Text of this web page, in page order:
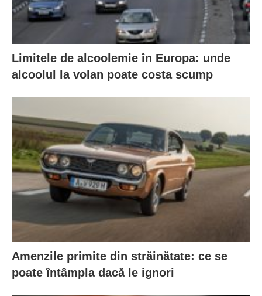
Limitele de alcoolemie în Europa: unde
alcoolul la volan poate costa scump
Amenzile primite din străinătate: ce se
poate întâmpla dacă le ignori